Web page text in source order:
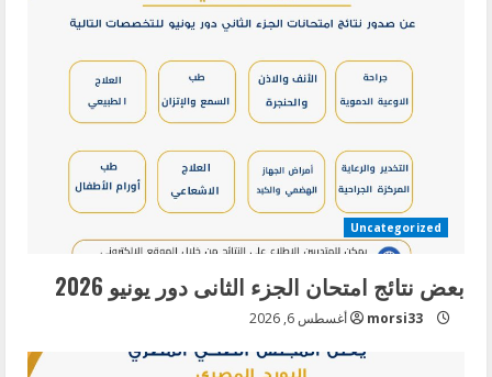
n
Uncategorized
بعض نتائج امتحان الجزء الثانى دور يونيو 2026
morsi33 أغسطس 6, 2026